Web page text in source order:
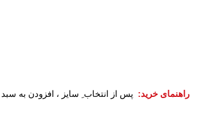
راهنمای خرید: پس از انتخاب ِ سایز ، افزودن به